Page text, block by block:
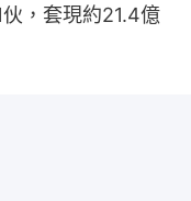
，套現約21.4億